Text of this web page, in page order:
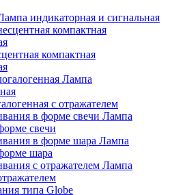
индикаторная и сигнальная
компактная
Лампа
с отражателем
Лампа
свечи
Лампа
шара
Лампа
типа Globe